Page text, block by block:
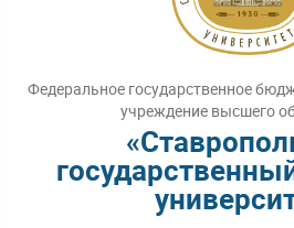
Федеральное государственное
учреждение высшего